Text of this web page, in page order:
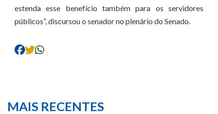
estenda esse benefício também para os servidores
públicos”, discursou o senador no plenário do Senado.
MAIS RECENTES